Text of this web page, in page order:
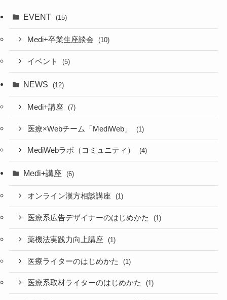
EVENT (15)
Medi+卒業生座談会 (10)
イベント (5)
NEWS (12)
Medi+講座 (7)
医療×Webチーム「MediWeb」 (1)
MediWebラボ（コミュニティ） (4)
Medi+講座 (6)
オンライン漢方相談講座 (1)
医療系広告デザイナーのはじめかた (1)
薬機法実践力向上講座 (1)
医療ライターのはじめかた (1)
医療系取材ライターのはじめかた (1)